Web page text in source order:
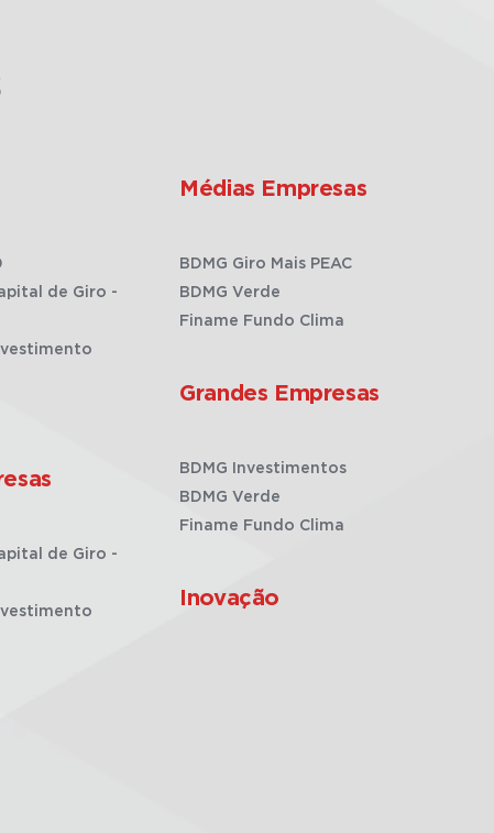
de Giro -
de Giro -
Médias Empresas
BDMG Giro Mais PEAC
BDMG Verde
Finame Fundo Clima
Grandes Empresas
BDMG Investimentos
BDMG Verde
Finame Fundo Clima
Inovação